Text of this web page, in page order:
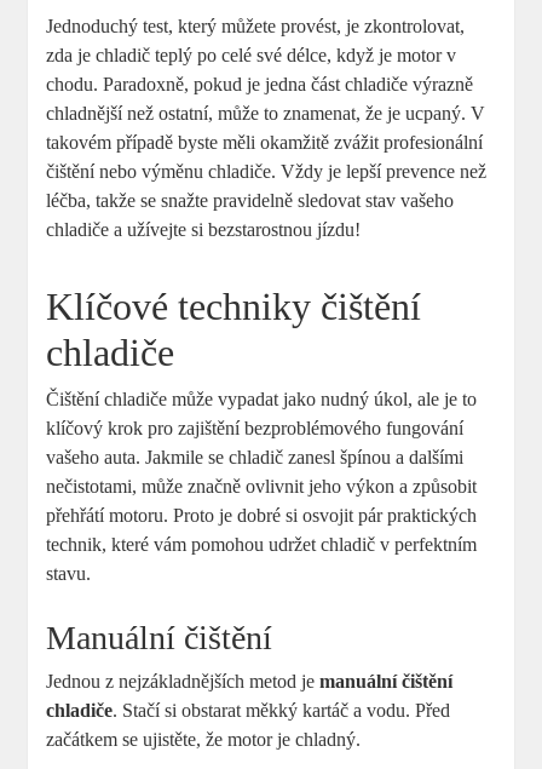
Jednoduchý test, který můžete provést, je zkontrolovat,
zda je chladič teplý po celé své délce, když je motor v
chodu. Paradoxně, pokud je jedna část chladiče výrazně
chladnější než ostatní, může to znamenat, že je ucpaný. V
takovém případě byste měli okamžitě zvážit profesionální
čištění nebo výměnu chladiče. Vždy je lepší prevence než
léčba, takže se snažte pravidelně sledovat stav vašeho
chladiče a užívejte si bezstarostnou jízdu!
Klíčové techniky čištění
chladiče
Čištění chladiče může vypadat jako nudný úkol, ale je to
klíčový krok pro zajištění bezproblémového fungování
vašeho auta. Jakmile se chladič zanesl špínou a dalšími
nečistotami, může značně ovlivnit jeho výkon a způsobit
přehřátí motoru. Proto je dobré si osvojit pár praktických
technik, které vám pomohou udržet chladič v perfektním
stavu.
Manuální čištění
Jednou z nejzákladnějších metod jemanuální čištění
chladiče. Stačí si obstarat měkký kartáč a vodu. Před
začátkem se ujistěte, že motor je chladný.